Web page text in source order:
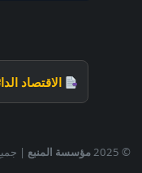
الاقتصاد
© 2025 مؤسسة المنبع |